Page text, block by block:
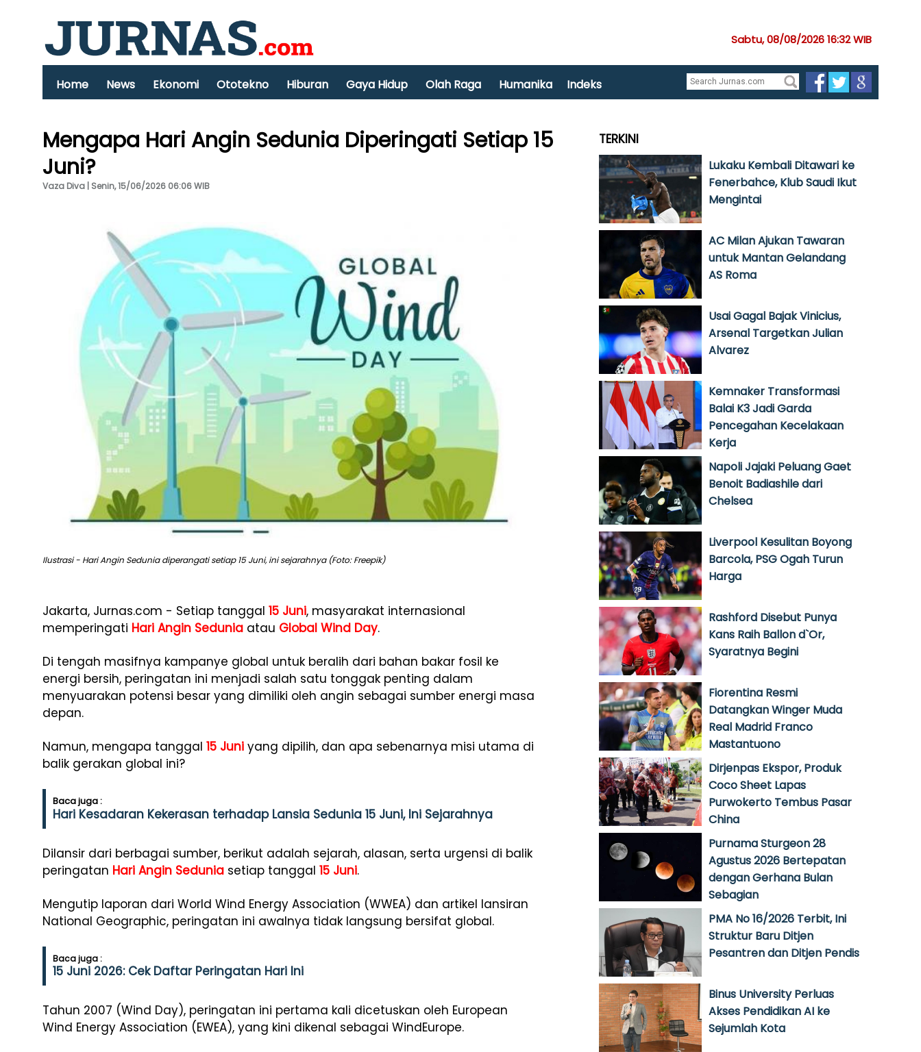
Sabtu, 08/08/2026 16:32 WIB
Home News Ekonomi Ototekno Hiburan Gaya Hidup Olah Raga Humanika Indeks
Mengapa Hari Angin Sedunia Diperingati Setiap 15
Juni?
Vaza Diva | Senin, 15/06/2026 06:06 WIB
Ilustrasi - Hari Angin Sedunia diperangati setiap 15 Juni, ini sejarahnya (Foto: Freepik)
Jakarta, Jurnas.com - Setiap tanggal 15 Juni, masyarakat internasional
memperingati Hari Angin Sedunia atau Global Wind Day.
Di tengah masifnya kampanye global untuk beralih dari bahan bakar fosil ke
energi bersih, peringatan ini menjadi salah satu tonggak penting dalam
menyuarakan potensi besar yang dimiliki oleh angin sebagai sumber energi masa
depan.
Namun, mengapa tanggal 15 Juni yang dipilih, dan apa sebenarnya misi utama di
balik gerakan global ini?
Baca juga :
Hari Kesadaran Kekerasan terhadap Lansia Sedunia 15 Juni, Ini Sejarahnya
Dilansir dari berbagai sumber, berikut adalah sejarah, alasan, serta urgensi di balik
peringatan Hari Angin Sedunia setiap tanggal 15 Juni.
Mengutip laporan dari World Wind Energy Association (WWEA) dan artikel lansiran
National Geographic, peringatan ini awalnya tidak langsung bersifat global.
Baca juga :
15 Juni 2026: Cek Daftar Peringatan Hari Ini
Tahun 2007 (Wind Day), peringatan ini pertama kali dicetuskan oleh European
Wind Energy Association (EWEA), yang kini dikenal sebagai WindEurope.
TERKINI
Lukaku Kembali Ditawari ke
Fenerbahce, Klub Saudi Ikut
Mengintai
AC Milan Ajukan Tawaran
untuk Mantan Gelandang
AS Roma
Usai Gagal Bajak Vinicius,
Arsenal Targetkan Julian
Alvarez
Kemnaker Transformasi
Balai K3 Jadi Garda
Pencegahan Kecelakaan
Kerja
Napoli Jajaki Peluang Gaet
Benoit Badiashile dari
Chelsea
Liverpool Kesulitan Boyong
Barcola, PSG Ogah Turun
Harga
Rashford Disebut Punya
Kans Raih Ballon d`Or,
Syaratnya Begini
Fiorentina Resmi
Datangkan Winger Muda
Real Madrid Franco
Mastantuono
Dirjenpas Ekspor, Produk
Coco Sheet Lapas
Purwokerto Tembus Pasar
China
Purnama Sturgeon 28
Agustus 2026 Bertepatan
dengan Gerhana Bulan
Sebagian
PMA No 16/2026 Terbit, Ini
Struktur Baru Ditjen
Pesantren dan Ditjen Pendis
Binus University Perluas
Akses Pendidikan AI ke
Sejumlah Kota